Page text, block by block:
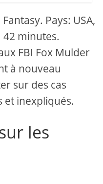
Pays: USA,
42 minutes.
FBI Fox Mulder
à nouveau
sur des cas
inexpliqués.
les